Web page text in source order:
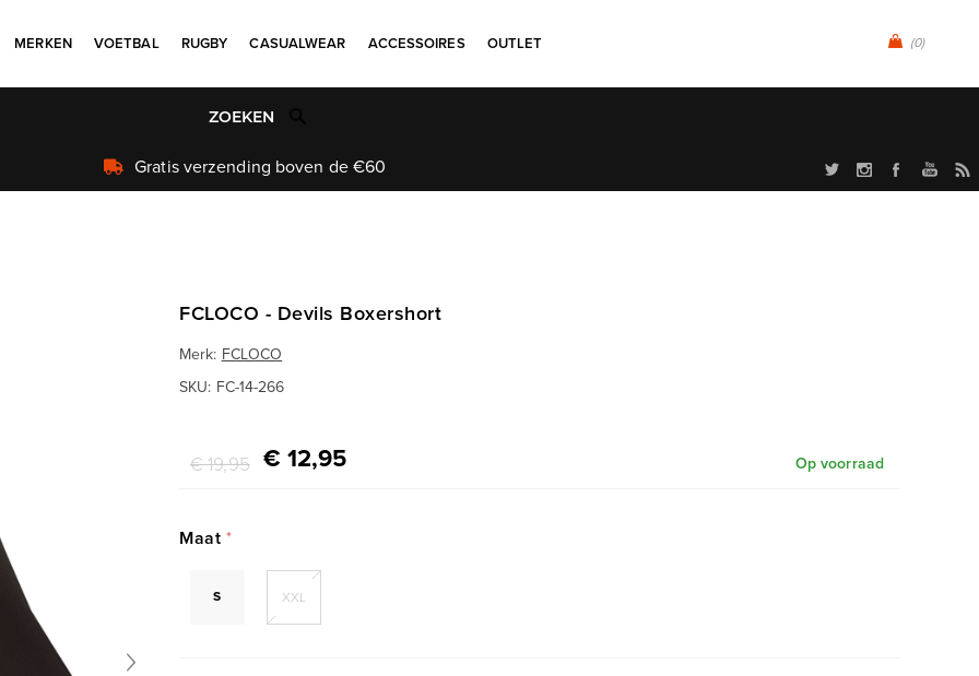
(0)
MERKEN VOETBAL RUGBY CASUALWEAR ACCESSOIRES OUTLET
Uniek aanbod
FCLOCO - Devils Boxershort
Merk: FCLOCO
SKU: FC-14-266
€ 19,95 € 12,95 Op voorraad
Maat *
S XXL